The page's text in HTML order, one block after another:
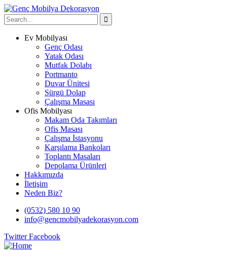
Ev Mobilyası
Genç Odası
Yatak Odası
Mutfak Dolabı
Portmanto
Duvar Ünitesi
Sürgü Dolap
Çalışma Masası
Ofis Mobilyası
Makam Oda Takımları
Ofis Masası
Çalışma İstasyonu
Karşılama Bankoları
Toplantı Masaları
Depolama Ürünleri
Hakkımızda
İletişim
Neden Biz?
(0532) 580 10 90
info@gencmobilyadekorasyon.com
Twitter Facebook